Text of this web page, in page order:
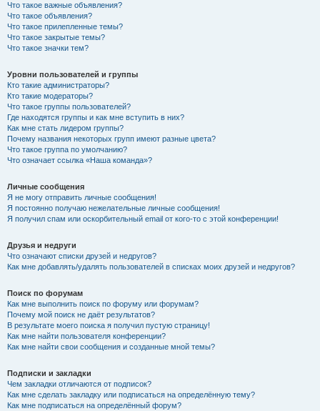
Что такое важные объявления?
Что такое объявления?
Что такое прилепленные темы?
Что такое закрытые темы?
Что такое значки тем?
Уровни пользователей и группы
Кто такие администраторы?
Кто такие модераторы?
Что такое группы пользователей?
Где находятся группы и как мне вступить в них?
Как мне стать лидером группы?
Почему названия некоторых групп имеют разные цвета?
Что такое группа по умолчанию?
Что означает ссылка «Наша команда»?
Личные сообщения
Я не могу отправить личные сообщения!
Я постоянно получаю нежелательные личные сообщения!
Я получил спам или оскорбительный email от кого-то с этой конференции!
Друзья и недруги
Что означают списки друзей и недругов?
Как мне добавлять/удалять пользователей в списках моих друзей и недругов?
Поиск по форумам
Как мне выполнить поиск по форуму или форумам?
Почему мой поиск не даёт результатов?
В результате моего поиска я получил пустую страницу!
Как мне найти пользователя конференции?
Как мне найти свои сообщения и созданные мной темы?
Подписки и закладки
Чем закладки отличаются от подписок?
Как мне сделать закладку или подписаться на определённую тему?
Как мне подписаться на определённый форум?